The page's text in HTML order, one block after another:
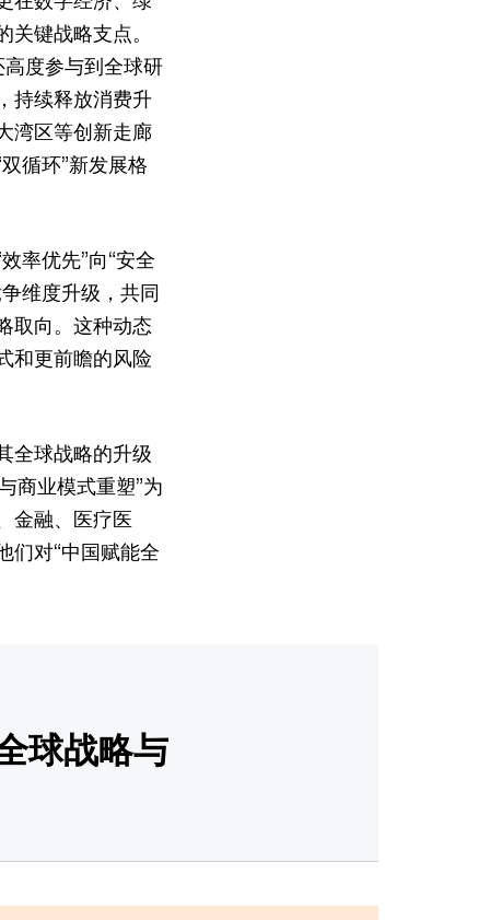
键战略支点。
高度参与到全球研
持续释放消费升
湾区等创新走廊
循环”新发展格
率优先”向“安全
维度升级，共同
取向。这种动态
和更前瞻的风险
全球战略的升级
商业模式重塑”为
金融、医疗医
们对“中国赋能全
球战略与